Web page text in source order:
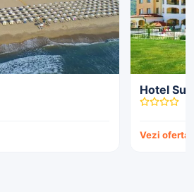
Hotel
Vezi oferta